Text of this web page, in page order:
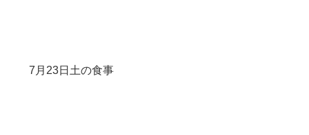
7月23日土の食事